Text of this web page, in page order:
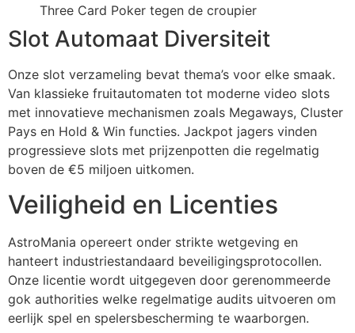
panel
panel
panel
panel
panel
panel
panel
panel
panel
Three Card Poker tegen de croupier
Slot Automaat Diversiteit
Onze slot verzameling bevat thema’s voor elke smaak.
Van klassieke fruitautomaten tot moderne video slots
met innovatieve mechanismen zoals Megaways, Cluster
Pays en Hold & Win functies. Jackpot jagers vinden
progressieve slots met prijzenpotten die regelmatig
boven de €5 miljoen uitkomen.
Veiligheid en Licenties
AstroMania opereert onder strikte wetgeving en
hanteert industriestandaard beveiligingsprotocollen.
Onze licentie wordt uitgegeven door gerenommeerde
gok authorities welke regelmatige audits uitvoeren om
eerlijk spel en spelersbescherming te waarborgen.